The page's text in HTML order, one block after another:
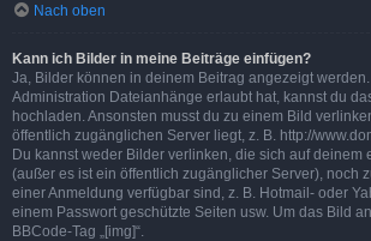
Nach oben
Kann ich Bilder in meine Beiträge einfügen?
Ja, Bilder können in deinem Beitrag angezeigt
Administration Dateianhänge erlaubt hat, kannst du
hochladen. Ansonsten musst du zu einem Bild
öffentlich zugänglichen Server liegt, z. B. http://
Du kannst weder Bilder verlinken, die sich auf deinem
(außer es ist ein öffentlich zugänglicher Server), noch
einer Anmeldung verfügbar sind, z. B. Hotmail- oder
einem Passwort geschützte Seiten usw. Um das Bild
BBCode-Tag „[img]“.